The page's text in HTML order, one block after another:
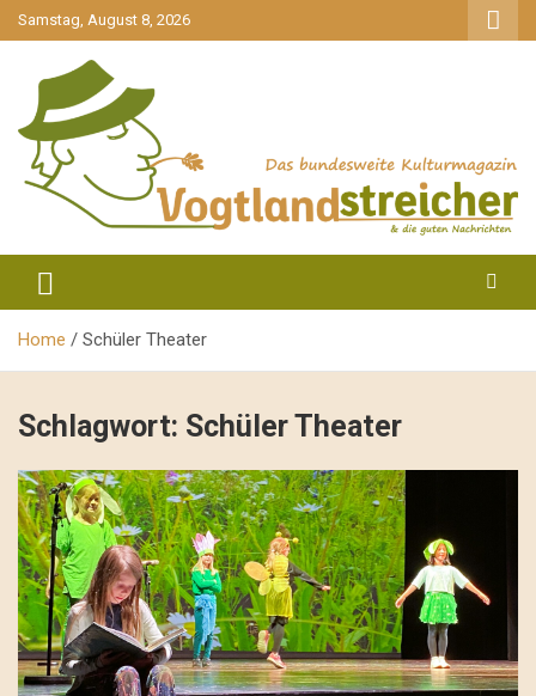
gehe
zum
Samstag, August 8, 2026
Vogtlandstreicher
Home Schüler Theater
Schlagwort: Schüler Theater